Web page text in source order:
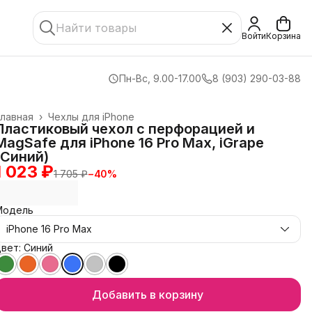
ВойтиКорзина
Пн-Вс, 9.00-17.00 8 (903) 290-03-88
Чехлы для iPhone
›
чехол с перфорацией и
для iPhone 16 Pro Max, iGrape
023 ₽1 705 ₽−40%
iPhone 16 Pro Max
Синий
Добавить в корзину